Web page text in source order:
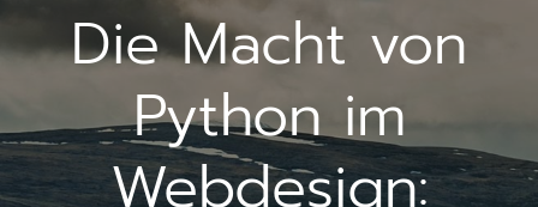
Die Macht von
Python im
Webdesign: